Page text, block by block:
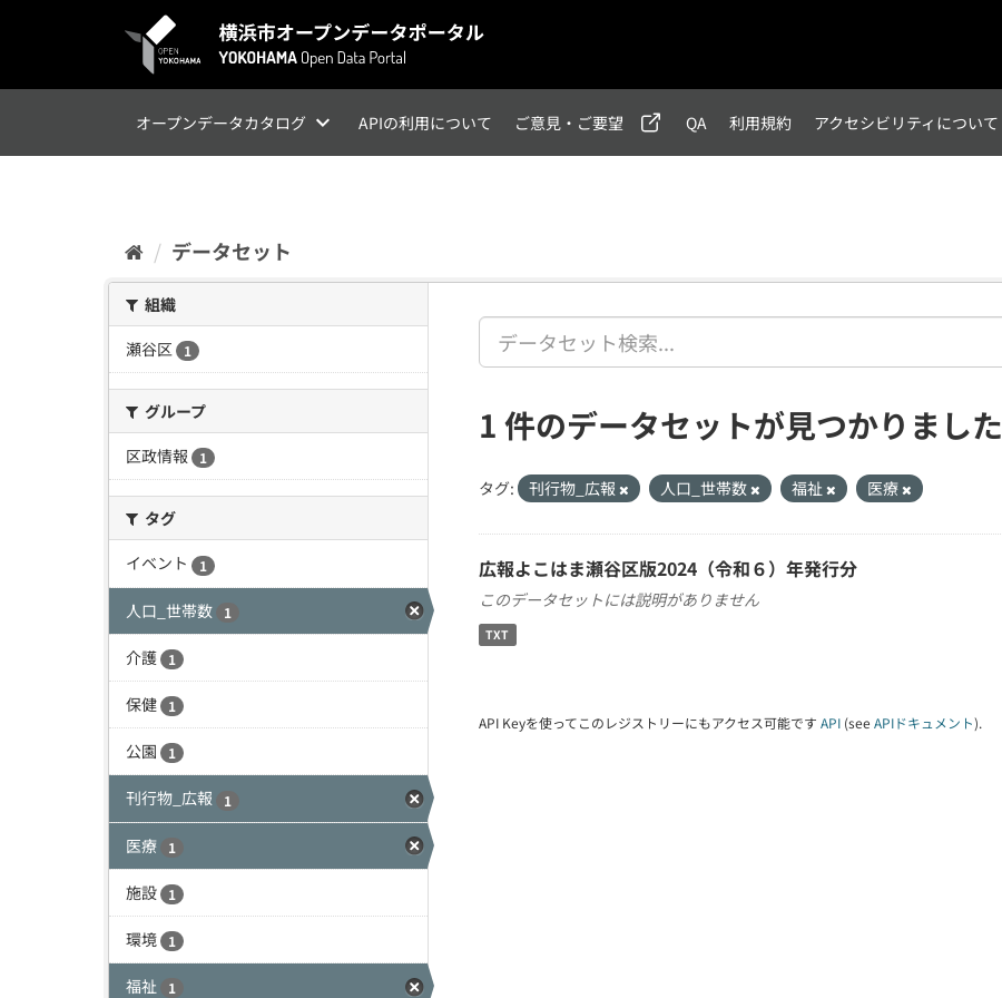
オープンデータカタログ APIの利用について ご意見・ご要望 QA 利用規約 アクセシビリティについて
データセット
組織
瀬谷区
1
グループ
区政情報
1
タグ
イベント
1
人口_世帯数 1
介護 1
保健 1
公園 1
刊行物_広報 1
医療 1
施設 1
環境 1
福祉 1
1 件のデータセットが見つかりました
タグ: 刊行物_広報 人口_世帯数 福祉 医療
広報よこはま瀬谷区版2024（令和６）年発行分
このデータセットには説明がありません
TXT
API Keyを使ってこのレジストリーにもアクセス可能です API (see APIドキュメント).